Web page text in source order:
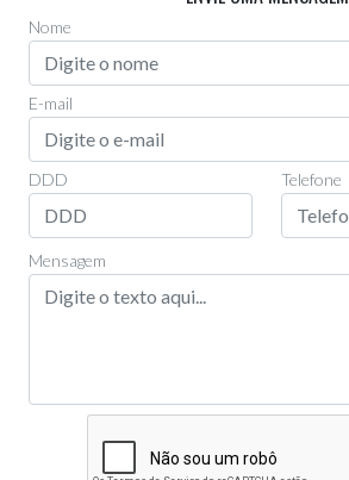
Nome
E-mail
DDD Telefone
Mensagem